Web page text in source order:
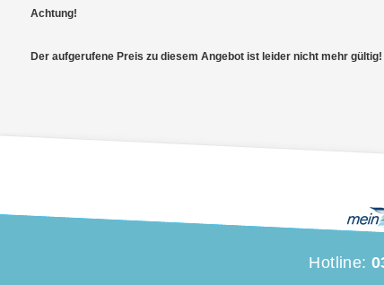
Achtung!
Der aufgerufene Preis zu diesem Angebot ist leider nicht mehr gültig!
Hotline: